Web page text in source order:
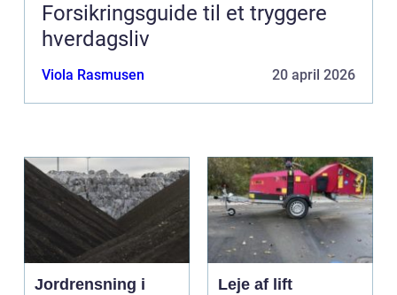
Forsikringsguide til et tryggere
hverdagsliv
Viola Rasmusen 20 april 2026
Jordrensning i
Leje af lift